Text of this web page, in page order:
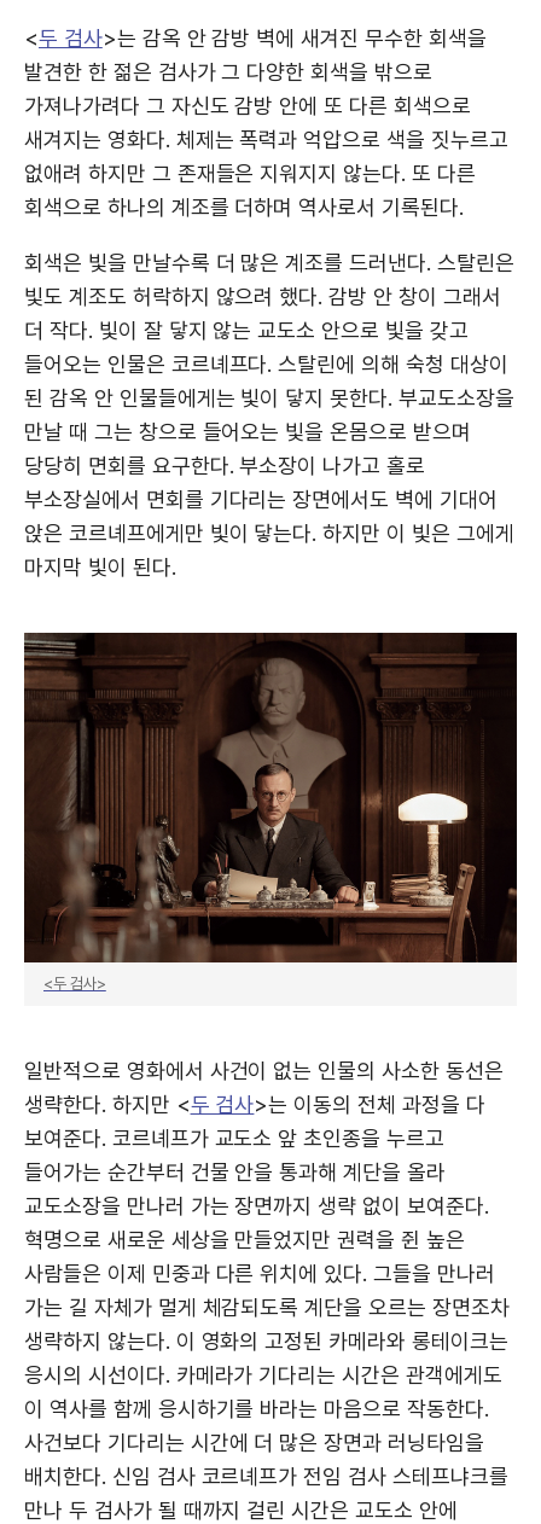
<두 검사>는 감옥 안 감방 벽에 새겨진 무수한 회색을
발견한 한 젊은 검사가 그 다양한 회색을 밖으로
가져나가려다 그 자신도 감방 안에 또 다른 회색으로
새겨지는 영화다. 체제는 폭력과 억압으로 색을 짓누르고
없애려 하지만 그 존재들은 지워지지 않는다. 또 다른
회색으로 하나의 계조를 더하며 역사로서 기록된다.
회색은 빛을 만날수록 더 많은 계조를 드러낸다. 스탈린은
빛도 계조도 허락하지 않으려 했다. 감방 안 창이 그래서
더 작다. 빛이 잘 닿지 않는 교도소 안으로 빛을 갖고
들어오는 인물은 코르녜프다. 스탈린에 의해 숙청 대상이
된 감옥 안 인물들에게는 빛이 닿지 못한다. 부교도소장을
만날 때 그는 창으로 들어오는 빛을 온몸으로 받으며
당당히 면회를 요구한다. 부소장이 나가고 홀로
부소장실에서 면회를 기다리는 장면에서도 벽에 기대어
앉은 코르녜프에게만 빛이 닿는다. 하지만 이 빛은 그에게
마지막 빛이 된다.
<두 검사>
일반적으로 영화에서 사건이 없는 인물의 사소한 동선은
생략한다. 하지만 <두 검사>는 이동의 전체 과정을 다
보여준다. 코르녜프가 교도소 앞 초인종을 누르고
들어가는 순간부터 건물 안을 통과해 계단을 올라
교도소장을 만나러 가는 장면까지 생략 없이 보여준다.
혁명으로 새로운 세상을 만들었지만 권력을 쥔 높은
사람들은 이제 민중과 다른 위치에 있다. 그들을 만나러
가는 길 자체가 멀게 체감되도록 계단을 오르는 장면조차
생략하지 않는다. 이 영화의 고정된 카메라와 롱테이크는
응시의 시선이다. 카메라가 기다리는 시간은 관객에게도
이 역사를 함께 응시하기를 바라는 마음으로 작동한다.
사건보다 기다리는 시간에 더 많은 장면과 러닝타임을
배치한다. 신임 검사 코르녜프가 전임 검사 스테프냐크를
만나 두 검사가 될 때까지 걸린 시간은 교도소 안에